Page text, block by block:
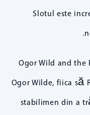
Slotul este
Ogor Wild and the
Ogor Wilde, fiica să
stabilimen din a